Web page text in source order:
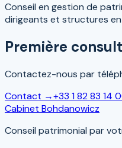
Conseil en gestion de
dirigeants et structures
Première
Contactez-nous par
Contact →+33 1 82 83 14
Cabinet Bohdanowicz
Conseil patrimonial par